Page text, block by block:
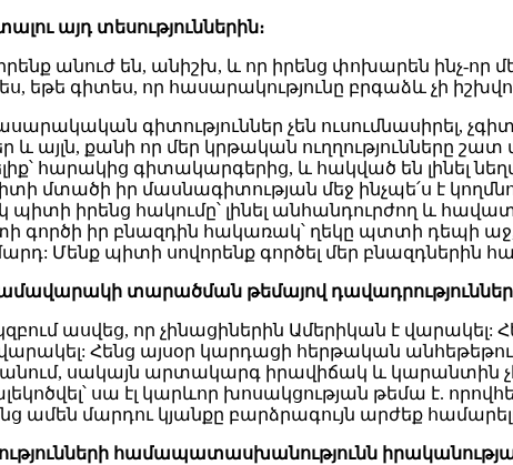
այդ տեսություններին։
անուժ են, անիշխ, և որ իրենց փոխարեն ինչ-որ
գիտես, որ հասարակությունը բրգաձև չի
գիտություններ չեն ուսումնասիրել,
և այլն, քանի որ մեր կրթական ուղղությունները
հարակից գիտակարգերից, և հակված են լինել
մտածի իր մասնագիտության մեջ ինչպե՛ս է
իրենց հակումը՝ լինել անհանդուրժող և
գործի իր բնազդին հակառակ՝ ղեկը պտտի դեպի
Մենք պիտի սովորենք գործել մեր բնազդներին
տարածման թեմայով
ասվեց, որ չինացիներին Ամերիկան է վարակել:
Հենց այսօր կարդացի հերթական
սակայն արտակարգ իրավիճակ և կարանտին
սա էլ կարևոր խոսակցության թեմա է.
մարդու կյանքը բարձրագույն արժեք
համապատասխանությունն